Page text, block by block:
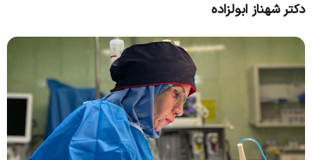
دکتر شهناز ابولزاده